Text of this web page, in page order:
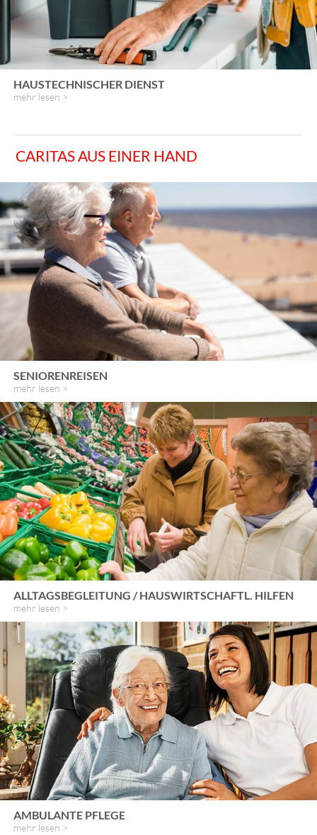
HAUSTECHNISCHER DIENST
mehr lesen >
CARITAS AUS EINER HAND
SENIORENREISEN
mehr lesen >
ALLTAGSBEGLEITUNG / HAUSWIRTSCHAFTL. HILFEN
mehr lesen >
AMBULANTE PFLEGE
mehr lesen >